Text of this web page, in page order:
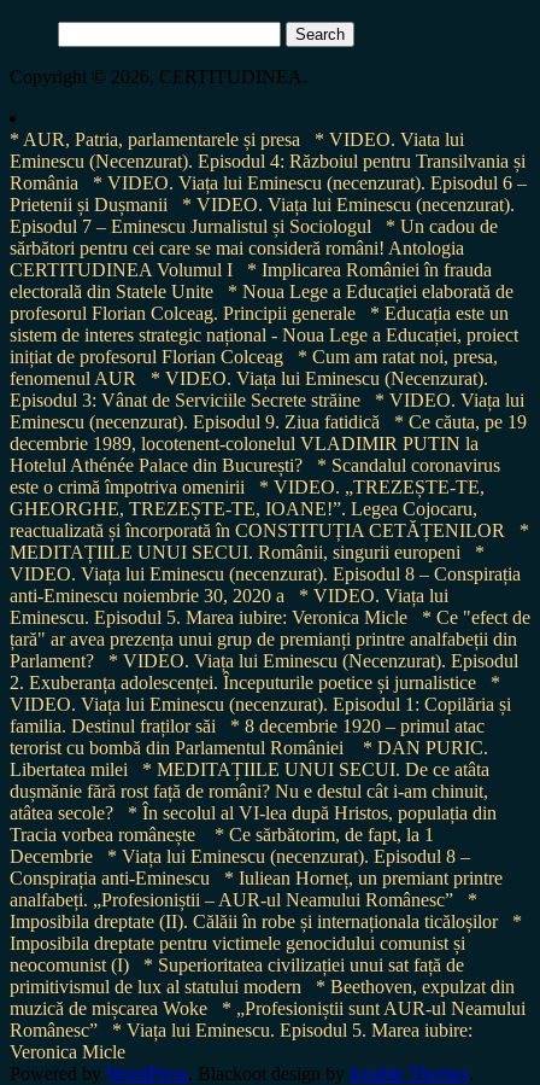
for:
Copyright © 2026, CERTITUDINEA.
* AUR, Patria, parlamentarele și presa
* VIDEO. Viata lui
Eminescu (Necenzurat). Episodul 4: Războiul pentru Transilvania și
România
* VIDEO. Viața lui Eminescu (necenzurat). Episodul 6 –
Prietenii și Dușmanii
* VIDEO. Viața lui Eminescu (necenzurat).
Episodul 7 – Eminescu Jurnalistul și Sociologul
* Un cadou de
sărbători pentru cei care se mai consideră români! Antologia
CERTITUDINEA Volumul I
* Implicarea României în frauda
electorală din Statele Unite
* Noua Lege a Educației elaborată de
profesorul Florian Colceag. Principii generale
* Educația este un
sistem de interes strategic național - Noua Lege a Educației, proiect
inițiat de profesorul Florian Colceag
* Cum am ratat noi, presa,
fenomenul AUR
* VIDEO. Viața lui Eminescu (Necenzurat).
Episodul 3: Vânat de Serviciile Secrete străine
* VIDEO. Viața lui
Eminescu (necenzurat). Episodul 9. Ziua fatidică
* Ce căuta, pe 19
decembrie 1989, locotenent-colonelul VLADIMIR PUTIN la
Hotelul Athénée Palace din București?
* Scandalul coronavirus
este o crimă împotriva omenirii
* VIDEO. „TREZEȘTE-TE,
GHEORGHE, TREZEȘTE-TE, IOANE!”. Legea Cojocaru,
reactualizată și încorporată în CONSTITUȚIA CETĂȚENILOR
*
MEDITAȚIILE UNUI SECUI. Românii, singurii europeni
*
VIDEO. Viața lui Eminescu (necenzurat). Episodul 8 – Conspirația
anti-Eminescu noiembrie 30, 2020 a
* VIDEO. Viața lui
Eminescu. Episodul 5. Marea iubire: Veronica Micle
* Ce "efect de
țară" ar avea prezența unui grup de premianți printre analfabeții din
Parlament?
* VIDEO. Viața lui Eminescu (Necenzurat). Episodul
2. Exuberanța adolescenței. Începuturile poetice și jurnalistice
*
VIDEO. Viața lui Eminescu (necenzurat). Episodul 1: Copilăria și
familia. Destinul fraților săi
* 8 decembrie 1920 – primul atac
terorist cu bombă din Parlamentul României
* DAN PURIC.
Libertatea milei
* MEDITAȚIILE UNUI SECUI. De ce atâta
dușmănie fără rost față de români? Nu e destul cât i-am chinuit,
atâtea secole?
* În secolul al VI-lea după Hristos, populația din
Tracia vorbea românește
* Ce sărbătorim, de fapt, la 1
Decembrie
* Viața lui Eminescu (necenzurat). Episodul 8 –
Conspirația anti-Eminescu
* Iuliean Horneț, un premiant printre
analfabeți. „Profesioniștii – AUR-ul Neamului Românesc”
*
Imposibila dreptate (II). Călăii în robe și internaționala ticăloșilor
*
Imposibila dreptate pentru victimele genocidului comunist și
neocomunist (I)
* Superioritatea civilizației unui sat față de
primitivismul de lux al statului modern
* Beethoven, expulzat din
muzică de mișcarea Woke
* „Profesioniștii sunt AUR-ul Neamului
Românesc”
* Viața lui Eminescu. Episodul 5. Marea iubire:
Veronica Micle
Powered by WordPress. Blackoot design by Iceable Themes.